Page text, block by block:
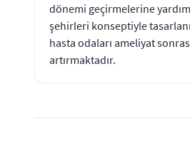
dönemi geçirmelerine
şehirleri konseptiyle
hasta odaları ameliyat
artırmaktadır.